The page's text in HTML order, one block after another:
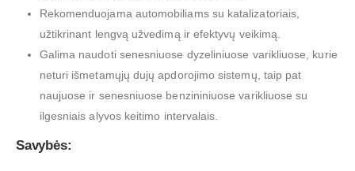
Rekomenduojama automobiliams su katalizatoriais,
užtikrinant lengvą užvedimą ir efektyvų veikimą.
Galima naudoti senesniuose dyzeliniuose varikliuose, kurie
neturi išmetamųjų dujų apdorojimo sistemų, taip pat
naujuose ir senesniuose benzininiuose varikliuose su
ilgesniais alyvos keitimo intervalais.
Savybės: